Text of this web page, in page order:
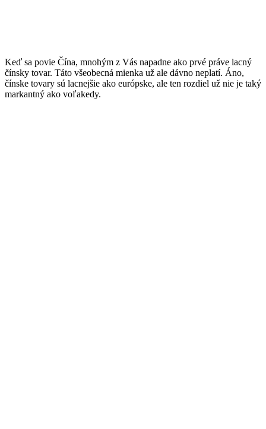
Keď sa povie Čína, mnohým z Vás napadne ako prvé práve lacný
čínsky tovar. Táto všeobecná mienka už ale dávno neplatí. Áno,
čínske tovary sú lacnejšie ako európske, ale ten rozdiel už nie je taký
markantný ako voľakedy.